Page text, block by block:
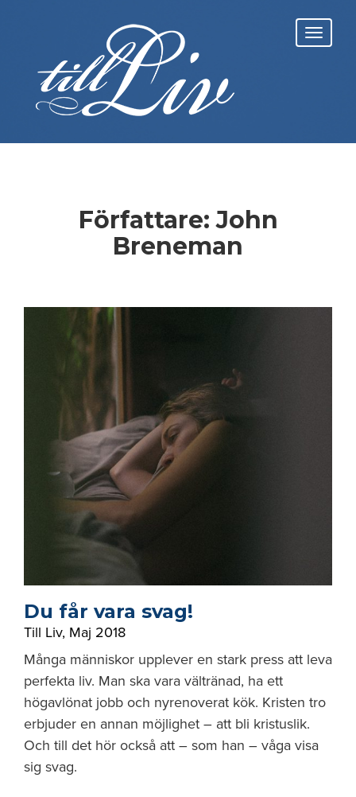
Författare:John
Breneman
Du får vara svag!
Till Liv, Maj 2018
Många människor upplever en stark press att leva
perfekta liv. Man ska vara vältränad, ha ett
högavlönat jobb och nyrenoverat kök. Kristen tro
erbjuder en annan möjlighet – att bli kristuslik.
Och till det hör också att – som han – våga visa
sig svag.